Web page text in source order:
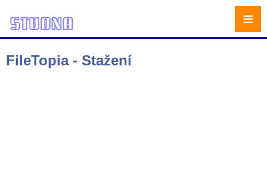
FileTopia - Stažení
≡